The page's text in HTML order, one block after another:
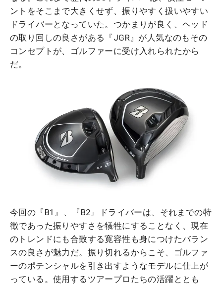
ントをそこまで大きくせず、振りやすく扱いやすい
ドライバーとなっていた。つかまりが良く、ヘッド
の取り回しの良さがある『JGR』が人気なのもその
コンセプトが、ゴルファーに受け入れられたから
だ。
今回の『B1』、『B2』ドライバーは、それまでの特
徴であった振りやすさを犠牲にすることなく、現在
のトレンドにも合致する寛容性も身につけたバラン
スの良さが魅力だ。振り切れるからこそ、ゴルファ
ーのポテンシャルを引き出すようなモデルに仕上が
っている。使用するツアープロたちの活躍ととも